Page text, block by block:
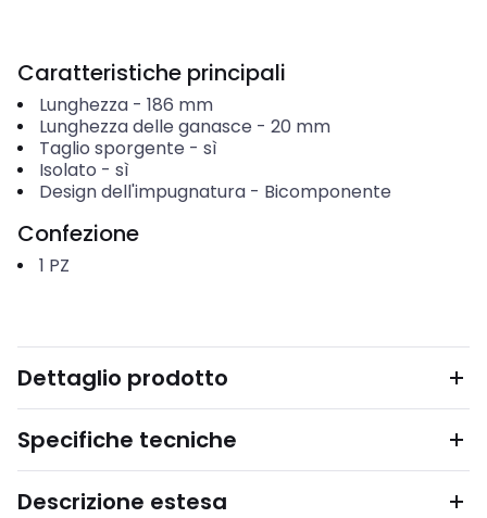
Caratteristiche principali
Lunghezza- 186 mm
Lunghezza delle ganasce - 20 mm
Taglio sporgente - sì
Isolato - sì
Design dell'impugnatura- Bicomponente
Confezione
1 PZ
Dettaglio prodotto
Specifiche tecniche
Descrizione estesa